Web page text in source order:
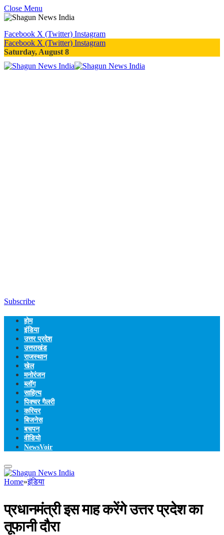
Close Menu
Facebook X (Twitter) Instagram
Facebook X (Twitter) Instagram
Saturday, August 8
Subscribe
होम
इंडिया
उत्तर प्रदेश
उत्तराखंड
राजस्थान
खेल
मनोरंजन
ब्लॉग
साहित्य
पिक्चर गैलरी
करियर
बिजनेस
बचपन
वीडियो
NewsVoir
Home»इंडिया
प्रधानमंत्री इस माह करेंगे उत्तर प्रदेश का
तूफानी दौरा